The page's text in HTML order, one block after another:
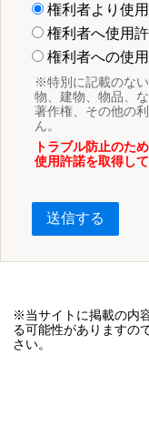
権利者より使
権利者へ使用
権利者への使
※特別に記載のな
物、建物、物品、
著作権、その他の
ん。
トラブル防止のた
使用許諾を取得し
送信する
※当サイトに掲載の内
る可能性がありますの
さい。